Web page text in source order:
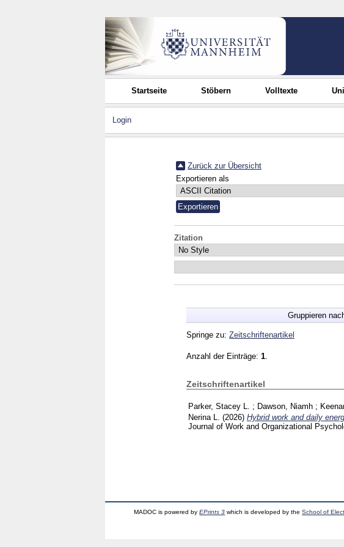
Startseite Stöbern Volltexte
Login
Zurück zur Übersicht
Exportieren als
Zitation
Gruppieren
Springe zu: Zeitschriftenartikel
Anzahl der Einträge: 1
Zeitschriftenartikel
Parker, Stacey L. ; Dawson, Niamh ;
Nerina L.
(2026) Hybrid work and daily
Journal of Work and Organizational
MADOC is powered byEPrints 3 which is developed by theSchool of